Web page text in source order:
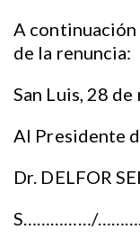
A
de la renuncia:
San Luis, 28
Al Presidente
Dr. DELFOR
S……………/